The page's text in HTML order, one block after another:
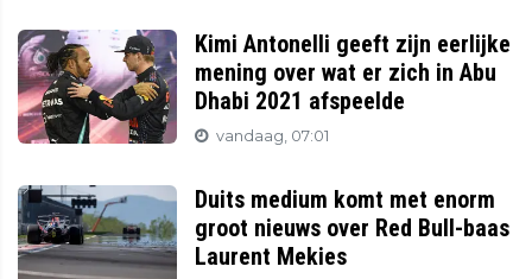
Kimi Antonelli geeft zijn eerlijke
mening over wat er zich in Abu
Dhabi 2021 afspeelde
vandaag, 07:01
Duits medium komt met enorm
groot nieuws over Red Bull-baas
Laurent Mekies